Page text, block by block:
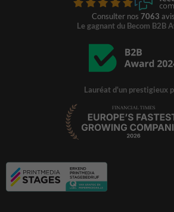
Consulter nos 7063 avis
Le gagnant du Becom B2B
Lauréat d'un prestigieux